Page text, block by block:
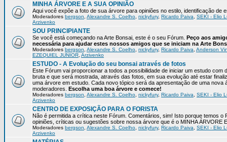
MINHA ÁRVORE E A SUA OPINIÃO
Aqui você expõe a foto de sua árvore para opiniões no estilo, identificação de
Moderadores bergson Alexandre S. Coelho nickyfury, Ricardo Paiva
SEKI - Elio
Arzivenko
SOU PRINCIPIANTE
Se você está começando na Arte Bonsai, este é o seu Fórum. Peço aos
necessária para ajudar estes nossos amigos que se iniciam na Arte
Moderadores bergson Alexandre S. Coelho nickyfury, Ricardo Paiva Anderson
EZEQUIEL JUNIOR Arzivenko
ESTUDO - A Evolução do seu bonsai através de fotos
Este Fórum vai proporcionar a todos a possibilidade de iniciar um estudo com
bruta e que será mostrada, através das fotos, em sua evolução até estar
uma árvore em estudo. Cada novo tópico será da apresentação de uma
moderadores. Escolha uma boa árvore e comece!
Moderadores bergson Alexandre S. Coelho nickyfury, Ricardo Paiva
SEKI - Elio
Arzivenko
CENTRO DE EXPOSIÇÃO PARA O FORISTA
Não é permitida a crítica neste Fórum. Comentários, sim! Isto porque temos
opiniões, críticas ou sugestões sobre nossa árvore que é o MINHA ÁRVORE
Moderadores bergson Alexandre S. Coelho nickyfury, Ricardo Paiva
SEKI - Elio
Arzivenko